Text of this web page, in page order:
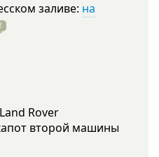
заливе: на
Rover
второй машины